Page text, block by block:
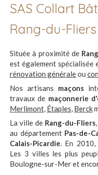
SAS Collart
Rang-du-Fliers
Située à proximité de
est également spécialisée
rénovation généraleou
Nos artisans maçons
travaux de maçonnerie
Merlimont, Étaples, Berck
La ville de Rang-du-Fliers
au département Pas-de-
Calais-Picardie. En
Les 3 villes les plus
Boulogne-sur-Mer et